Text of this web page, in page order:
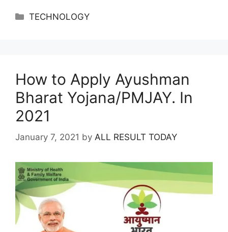
Categories
TECHNOLOGY
How to Apply Ayushman
Bharat Yojana/PMJAY. In
2021
January 7, 2021 by ALL RESULT TODAY